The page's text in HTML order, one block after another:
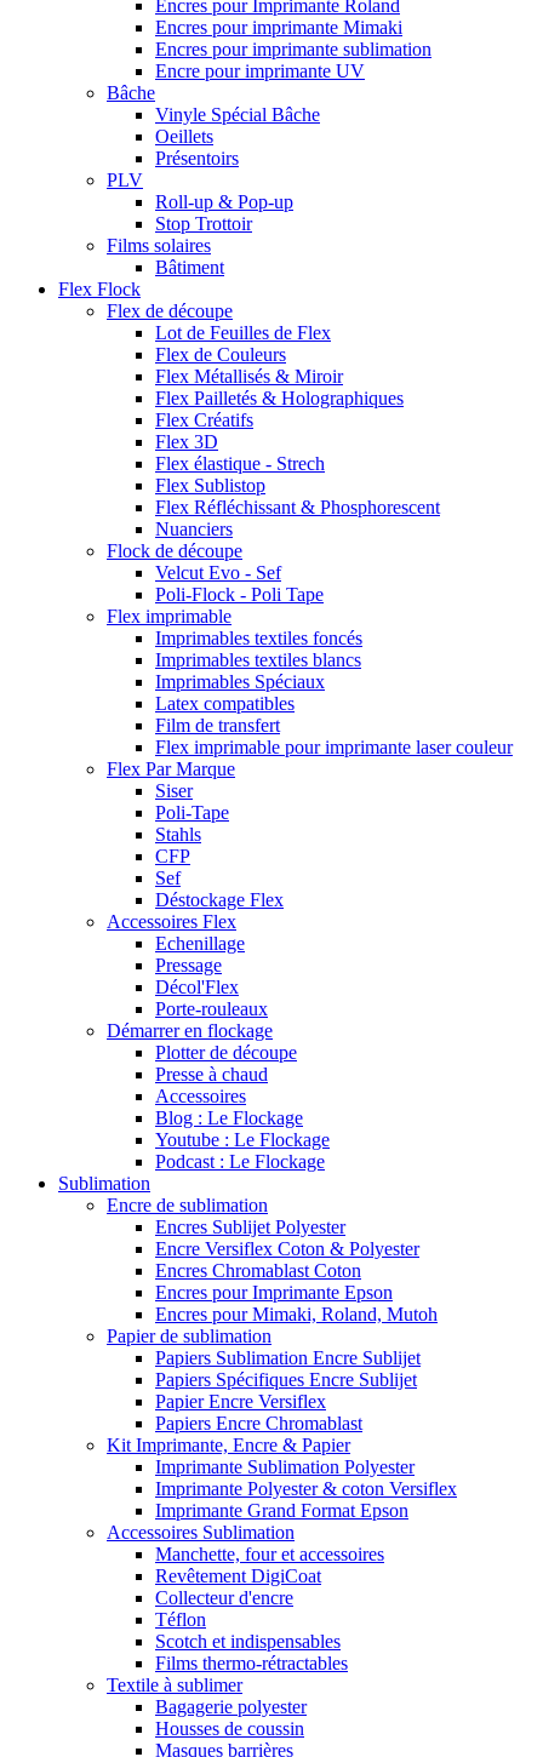
Encres pour Imprimante Roland
Encres pour imprimante Mimaki
Encres pour imprimante sublimation
Encre pour imprimante UV
Bâche
Vinyle Spécial Bâche
Oeillets
Présentoirs
PLV
Roll-up & Pop-up
Stop Trottoir
Films solaires
Bâtiment
Flex Flock
Flex de découpe
Lot de Feuilles de Flex
Flex de Couleurs
Flex Métallisés & Miroir
Flex Pailletés & Holographiques
Flex Créatifs
Flex 3D
Flex élastique - Strech
Flex Sublistop
Flex Réfléchissant & Phosphorescent
Nuanciers
Flock de découpe
Velcut Evo - Sef
Poli-Flock - Poli Tape
Flex imprimable
Imprimables textiles foncés
Imprimables textiles blancs
Imprimables Spéciaux
Latex compatibles
Film de transfert
Flex imprimable pour imprimante laser couleur
Flex Par Marque
Siser
Poli-Tape
Stahls
CFP
Sef
Déstockage Flex
Accessoires Flex
Echenillage
Pressage
Décol'Flex
Porte-rouleaux
Démarrer en flockage
Plotter de découpe
Presse à chaud
Accessoires
Blog : Le Flockage
Youtube : Le Flockage
Podcast : Le Flockage
Sublimation
Encre de sublimation
Encres Sublijet Polyester
Encre Versiflex Coton & Polyester
Encres Chromablast Coton
Encres pour Imprimante Epson
Encres pour Mimaki, Roland, Mutoh
Papier de sublimation
Papiers Sublimation Encre Sublijet
Papiers Spécifiques Encre Sublijet
Papier Encre Versiflex
Papiers Encre Chromablast
Kit Imprimante, Encre & Papier
Imprimante Sublimation Polyester
Imprimante Polyester & coton Versiflex
Imprimante Grand Format Epson
Accessoires Sublimation
Manchette, four et accessoires
Revêtement DigiCoat
Collecteur d'encre
Téflon
Scotch et indispensables
Films thermo-rétractables
Textile à sublimer
Bagagerie polyester
Housses de coussin
Masques barrières